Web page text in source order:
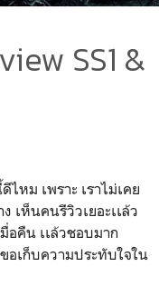
SS1 &
ไหม เพราะ เราไม่เคย
เห็นคนรีวิวเยอะเเล้ว
อคืน เเล้วชอบมาก
อเก็บความประทับใจใน